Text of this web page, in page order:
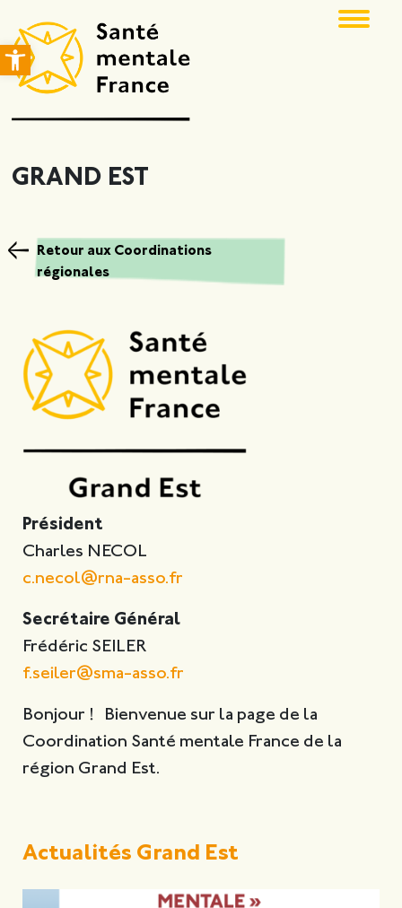
Ouvrir la barre d’outils
GRAND EST
Retour aux Coordinations
régionales
Président
Charles NECOL
c.necol@rna-asso.fr
Secrétaire Général
Frédéric SEILER
f.seiler@sma-asso.fr
Bonjour ! Bienvenue sur la page de la
Coordination Santé mentale France de la
région Grand Est.
Actualités Grand Est